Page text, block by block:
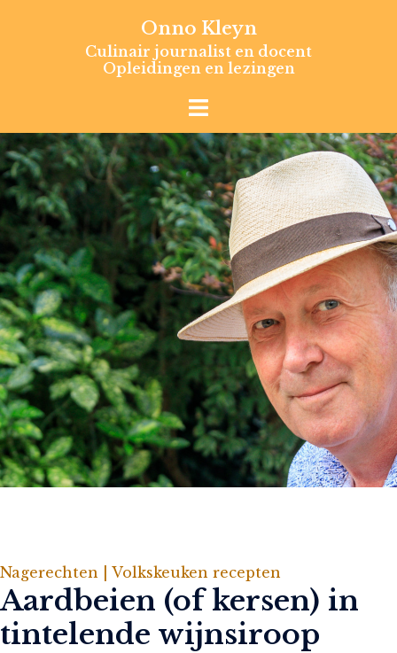
Onno Kleyn
Culinair journalist en docent
Opleidingen en lezingen
Nagerechten | Volkskeuken recepten
Aardbeien (of kersen) in
tintelende wijnsiroop